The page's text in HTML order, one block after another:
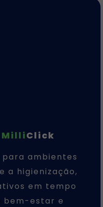
Click
ambientes
a higienização,
em tempo
bem-estar e